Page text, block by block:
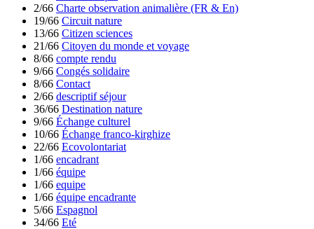
2/66 Charte observation animalière (FR & En)
19/66 Circuit nature
13/66 Citizen sciences
21/66 Citoyen du monde et voyage
8/66 compte rendu
9/66 Congés solidaire
8/66 Contact
2/66 descriptif séjour
36/66 Destination nature
9/66 Échange culturel
10/66 Échange franco-kirghize
22/66 Ecovolontariat
1/66 encadrant
1/66 équipe
1/66 equipe
1/66 équipe encadrante
5/66 Espagnol
34/66 Eté